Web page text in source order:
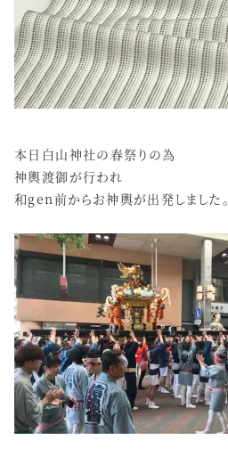
本日白山神社の春祭りの為
神輿渡御が行われ
和gen前からお神輿が出発しました。